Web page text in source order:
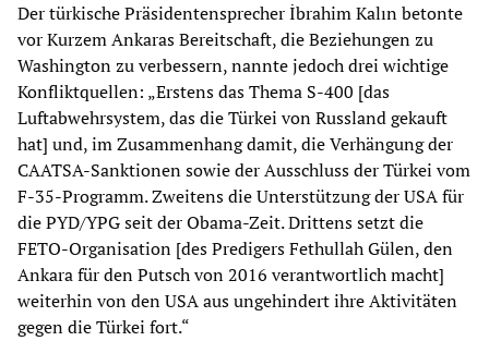
Der türkische Präsidentensprecher İbrahim Kalın betonte
vor Kurzem Ankaras Bereitschaft, die Beziehungen zu
Washington zu verbessern, nannte jedoch drei wichtige
Konfliktquellen: „Erstens das Thema S-400 [das
Luftabwehrsystem, das die Türkei von Russland gekauft
hat] und, im Zusammenhang damit, die Verhängung der
CAATSA-Sanktionen sowie der Ausschluss der Türkei vom
F-35-Programm. Zweitens die Unterstützung der USA für
die PYD/YPG seit der Obama-Zeit. Drittens setzt die
FETO-Organisation [des Predigers Fethullah Gülen, den
Ankara für den Putsch von 2016 verantwortlich macht]
weiterhin von den USA aus ungehindert ihre Aktivitäten
gegen die Türkei fort.“